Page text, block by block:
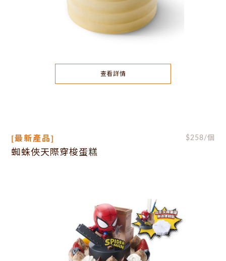
查看詳情
[最新產品] $258/個
蜘蛛俠天際穿梭蛋糕